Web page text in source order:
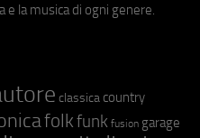
e la musica di ogni genere.
classica country
folkfunk fusion garage